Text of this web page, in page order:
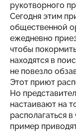
рукотворного
Сегодня этим
общественной
ежедневно
чтобы
находятся в
не повезло
Этот приют
Но
настаивают на
располагаться
пример